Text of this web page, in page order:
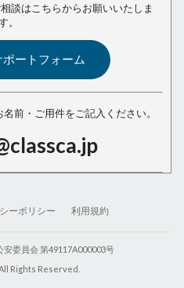
談は こちらからお願いいたしま
。
ートフォーム
名前・ご用件をご記入ください。
委員会 第49117A000003号
Rights Reserved.
ーポリシー 利用規約